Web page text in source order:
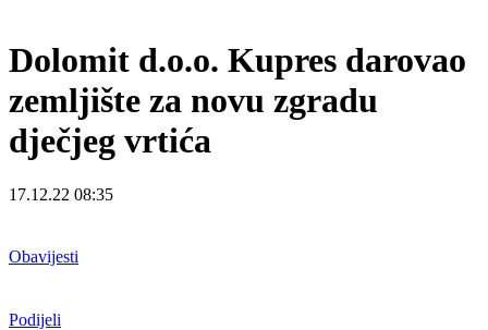
Dolomit d.o.o. Kupres darovao
zemljište za novu zgradu
dječjeg vrtića
17.12.22 08:35
Obavijesti
Podijeli